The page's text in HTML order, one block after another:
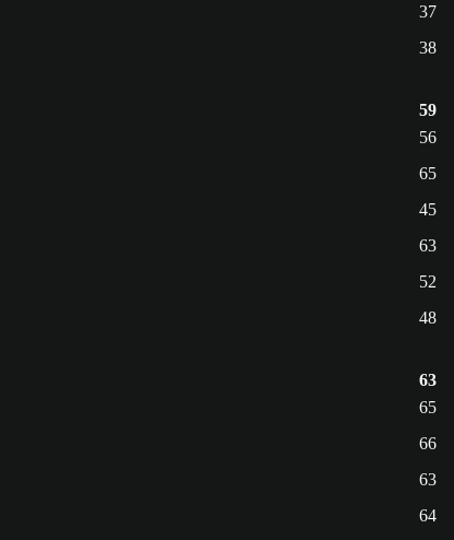
37
38
59
56
65
45
63
52
48
63
65
66
63
64